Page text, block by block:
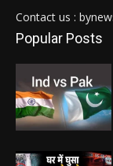
Contact us :
Popular Posts